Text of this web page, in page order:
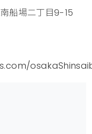
船場二丁目9-15